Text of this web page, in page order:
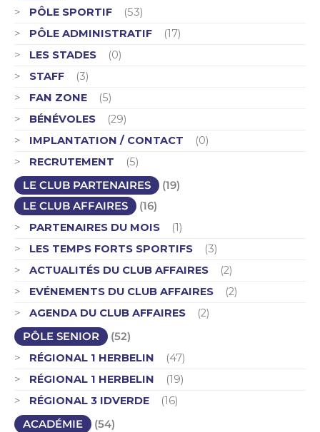
PÔLE SPORTIF
(53)
PÔLE ADMINISTRATIF
(17)
LES STADES
(0)
STAFF
(3)
FAN ZONE
(5)
BÉNÉVOLES
(29)
IMPLANTATION / CONTACT
(0)
RECRUTEMENT
(5)
LE CLUB PARTENAIRES
(19)
LE CLUB AFFAIRES
(16)
PARTENAIRES DU MOIS
(1)
LES TEMPS FORTS SPORTIFS
(3)
ACTUALITÉS DU CLUB AFFAIRES
(2)
EVÉNEMENTS DU CLUB AFFAIRES
(2)
AGENDA DU CLUB AFFAIRES
(2)
PÔLE SENIOR
(52)
RÉGIONAL 1 HERBELIN
(47)
RÉGIONAL 1 HERBELIN
(19)
RÉGIONAL 3 IDVERDE
(16)
ACADÉMIE
(54)